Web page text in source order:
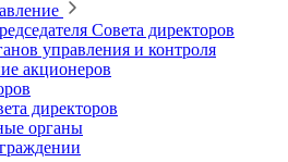
Совета директоров
управления и контроля
акционеров
директоров
органы